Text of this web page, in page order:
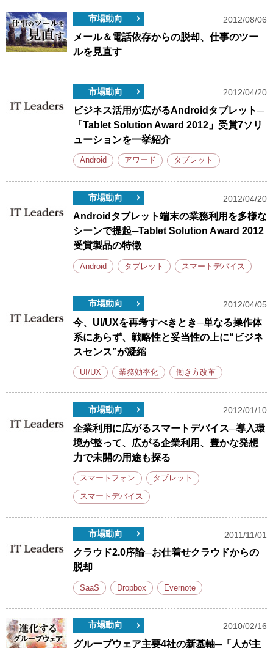
市場動向 2012/08/06
メール＆電話依存からの脱却、仕事のツー
ルを見直す
市場動向 2012/04/20
ビジネス活用が広がるAndroidタブレット─
「Tablet Solution Award 2012」受賞7ソリ
ューションを一挙紹介
Android アワード タブレット
市場動向 2012/04/20
Androidタブレット端末の業務利用を多様な
シーンで提起─Tablet Solution Award 2012
受賞製品の特徴
Android タブレット スマートデバイス
市場動向 2012/04/05
今、UI/UXを再考すべきとき─単なる操作体
系にあらず、戦略性と妥当性の上に“ビジネ
スセンス”が凝縮
UI/UX 業務効率化 働き方改革
市場動向 2012/01/10
企業利用に広がるスマートデバイス─導入環
境が整って、広がる企業利用、豊かな発想
力で未開の用途も探る
スマートフォン タブレット
スマートデバイス
市場動向 2011/11/01
クラウド2.0序論─お仕着せクラウドからの
脱却
SaaS Dropbox Evernote
市場動向 2010/02/16
グループウェア主要4社の新基軸─「人が主